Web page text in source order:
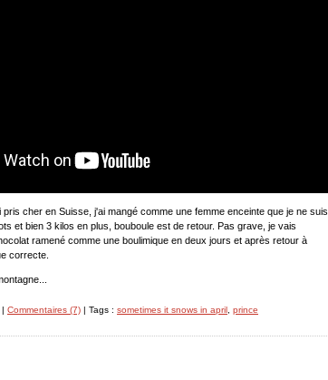
pris cher en Suisse, j'ai mangé comme une femme enceinte que je ne suis
et bien 3 kilos en plus, bouboule est de retour. Pas grave, je vais
ramené comme une boulimique en deux jours et après retour à
correcte.
| Commentaires (7) | Tags : sometimes it snows in april prince